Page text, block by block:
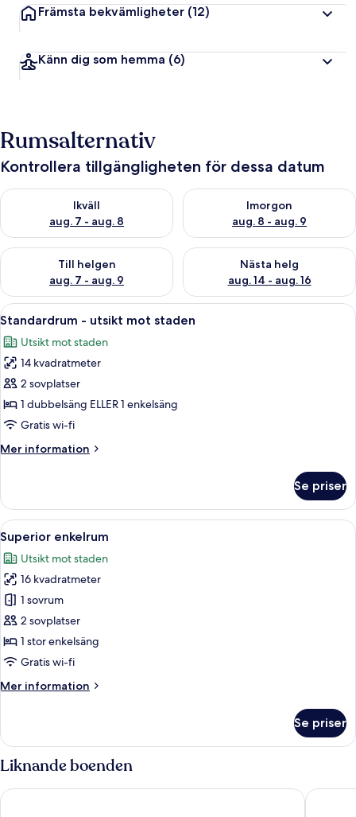
Främsta bekvämligheter (12)
Känn dig som hemma (6)
Rumsalternativ
Kontrollera tillgängligheten för dessa datum
Ikväll
aug. 7 - aug. 8
Kontrollera tillgängligheten för ikväll aug. 7 - aug. 8
Imorgon
aug. 8 - aug. 9
Kontrollera tillgängligheten
Till helgen
aug. 7 - aug. 9
Kontrollera tillgängligheten för den här helgen aug. 7 - aug. 9
Nästa helg
aug. 14 - aug. 16
Kontrollera tillgängligheten
Öppna
alla
foton
för
Standardrum
-
utsikt
staden
Ett hotellrum med en vägg av sten,
6
Standardrum - utsikt mot staden
Utsikt mot staden
14 kvadratmeter
2 sovplatser
1 dubbelsäng ELLER 1 enkelsäng
Gratis wi-fi
Mer information
Mer
-
utsikt
mot
staden
Se priser
Öppna
alla
foton
för
Superior
enkelrum
Ett hotellrum med en säng, ett
5
Superior enkelrum
Utsikt mot staden
16 kvadratmeter
1 sovrum
2 sovplatser
1 stor enkelsäng
Gratis wi-fi
Mer information
Mer
enkelrum
Se priser
Liknande boenden
Presken Hotel Residence